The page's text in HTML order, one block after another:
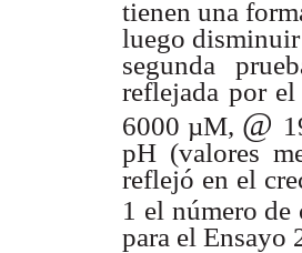
tienen una
luego disminuir
segunda
reflejada por el
6000 µM, @
pH (valores
reflejó en el
1 el número
para el Ensayo